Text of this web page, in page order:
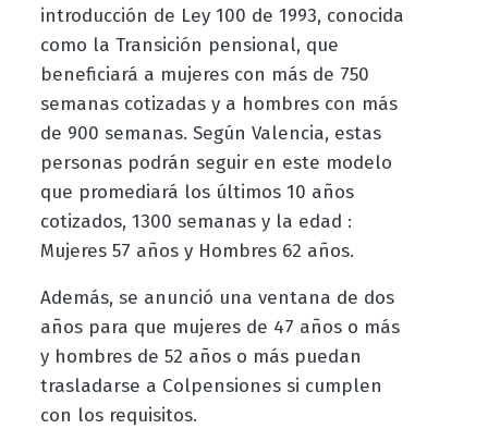
introducción de Ley 100 de 1993, conocida
como la Transición pensional, que
beneficiará a mujeres con más de 750
semanas cotizadas y a hombres con más
de 900 semanas. Según Valencia, estas
personas podrán seguir en este modelo
que promediará los últimos 10 años
cotizados, 1300 semanas y la edad :
Mujeres 57 años y Hombres 62 años.
Además, se anunció una ventana de dos
años para que mujeres de 47 años o más
y hombres de 52 años o más puedan
trasladarse a Colpensiones si cumplen
con los requisitos.